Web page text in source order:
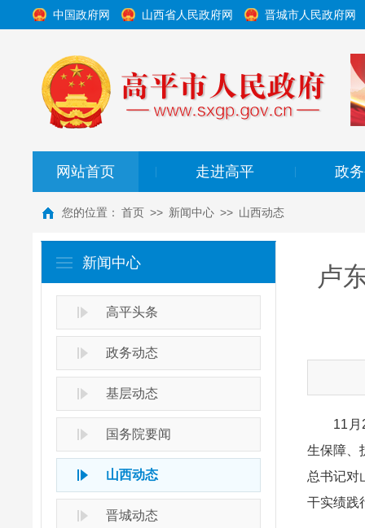
中国政府网 山西省人民政府网 晋城市人民政府网
网站首页 走进高平 政
您的位置： 首页 >> 新闻中心 >> 山西动态
新闻中心
高平头条
政务动态
基层动态
国务院要闻
山西动态
晋城动态
卢
11月26
生保障、
总书记对
干实绩践